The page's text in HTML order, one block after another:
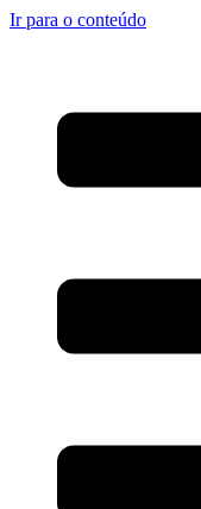
Ir para o conteúdo